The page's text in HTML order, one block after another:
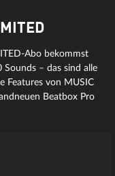
Abo bekommst
– das sind alle
Features von MUSIC
Beatbox Pro